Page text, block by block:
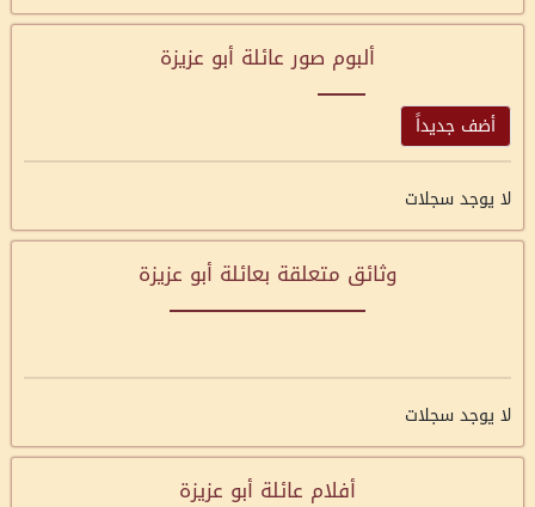
ألبوم صور عائلة أبو عزيزة
أضف جديداً
لا يوجد سجلات
وثائق متعلقة بعائلة أبو عزيزة
لا يوجد سجلات
أفلام عائلة أبو عزيزة